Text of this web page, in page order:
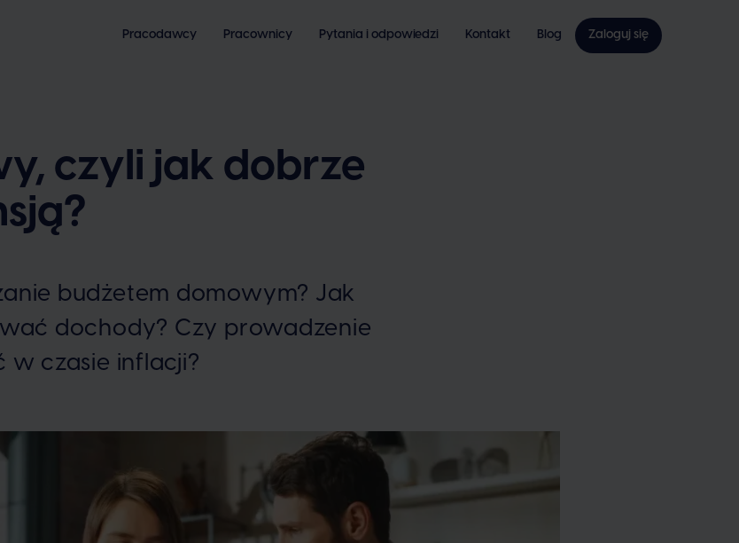
Pracodawcy Pracownicy Pytania i odpowiedzi Kontakt Blog Zaloguj się
czyli jak dobrze
budżetem domowym? Jak
dochody? Czy prowadzenie
w czasie inflacji?